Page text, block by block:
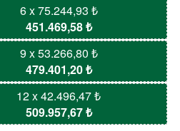
6 x 75.244,93 ₺
451.469,58 ₺
9 x 53.266,80 ₺
479.401,20 ₺
12 x 42.496,47 ₺
509.957,67 ₺